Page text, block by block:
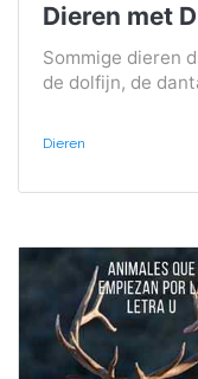
Dieren met D
Sommige dieren
de dolfijn, de
Dieren